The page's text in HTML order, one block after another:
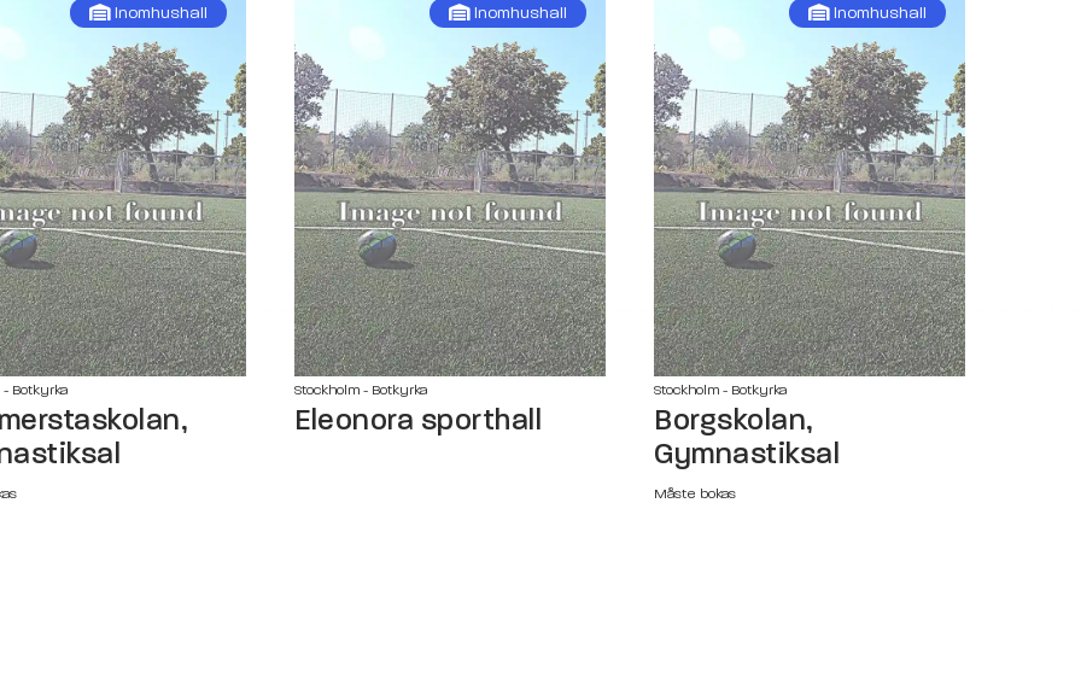
Inomhushall
- Botkyrka
Inomhushall
Stockholm - Botkyrka
Eleonora sporthall
Inomhushall
Stockholm - Botkyrka
Borgskolan,
Gymnastiksal
Måste bokas